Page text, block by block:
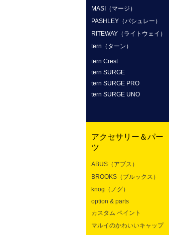
MASI（マージ）
PASHLEY（パシュレー）
RITEWAY（ライトウェイ）
tern（ターン）
tern Crest
tern SURGE
tern SURGE PRO
tern SURGE UNO
アクセサリー＆パー
ツ
ABUS（アブス）
BROOKS（ブルックス）
knog（ノグ）
option & parts
カスタム ペイント
マルイのかわいいキャップ